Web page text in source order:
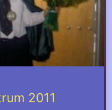
2011